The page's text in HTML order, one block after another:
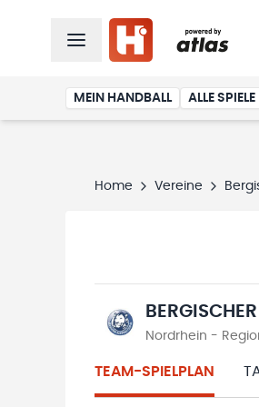
MEIN HANDBALL ALLE SPIELE
Home Vereine
BERGISCHER
Nordrhein -
TEAM-SPIELPLAN